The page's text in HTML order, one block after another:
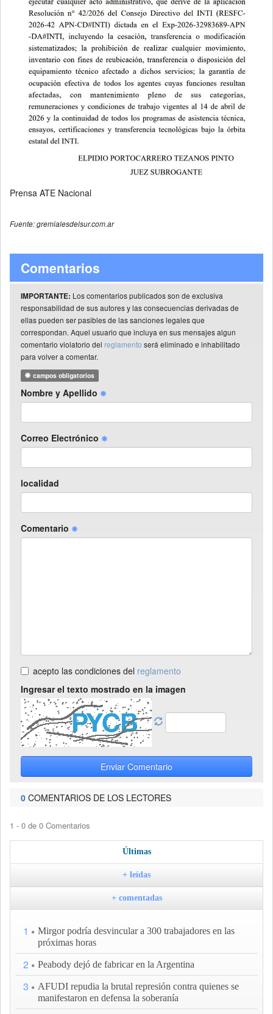
Prensa ATE Nacional
Fuente: gremialesdelsur.com.ar
Comentarios
IMPORTANTE: Los comentarios publicados son de exclusiva
responsabilidad de sus autores y las consecuencias derivadas de
ellas pueden ser pasibles de las sanciones legales que
correspondan. Aquel usuario que incluya en sus mensajes algun
comentario violatorio del reglamento será eliminado e inhabilitado
para volver a comentar.
campos obligatorios
Nombre y Apellido
Correo Electrónico
localidad
Comentario
acepto las condiciones del reglamento
Ingresar el texto mostrado en la imagen
Enviar Comentario
0 COMENTARIOS DE LOS LECTORES
1 - 0 de 0 Comentarios
Últimas
+ leídas
+ comentadas
1
Mirgor podría desvincular a 300 trabajadores en las
próximas horas
2 Peabody dejó de fabricar en la Argentina
3
AFUDI repudia la brutal represión contra quienes se
manifestaron en defensa la soberanía